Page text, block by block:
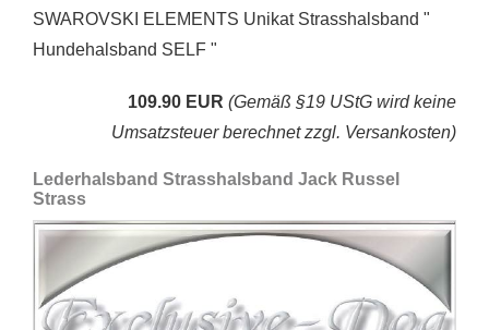
SWAROVSKI ELEMENTS Unikat Strasshalsband "
Hundehalsband SELF "
109.90 EUR (Gemäß §19 UStG wird keine
Umsatzsteuer berechnet zzgl. Versankosten)
Lederhalsband Strasshalsband Jack Russel
Strass